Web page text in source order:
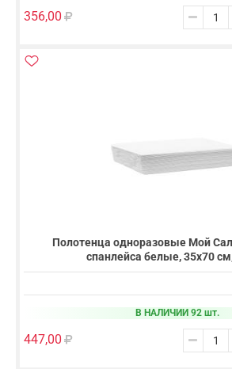
356,00
Полотенца одноразовые Мой
спанлейса белые, 35х70
В НАЛИЧИИ 92 шт.
447,00